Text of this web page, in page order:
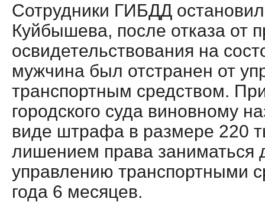
Сотрудники ГИБДД
Куйбышева, после отказа от
освидетельствования на
мужчина был отстранен от
транспортным средством.
городского суда виновному
виде штрафа в размере 220
лишением права заниматься
управлению транспортными
года 6 месяцев.